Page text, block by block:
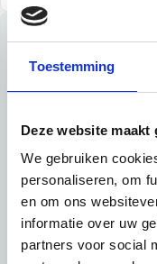
Toestemming
Deze website
We gebruiken
personaliseren, om
en om ons
informatie over uw
partners voor social
Tips
Tip 1:
Schrijf een
informatie mee:
Ben je student,